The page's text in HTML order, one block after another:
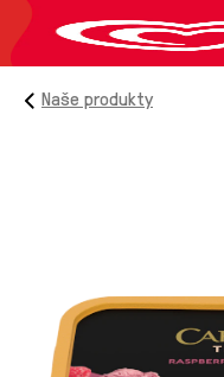
Naše produkty